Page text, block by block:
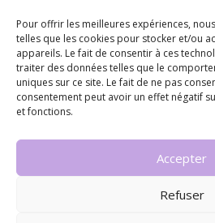
Pour offrir les meilleures expériences,
telles que les cookies pour stocker et/ou
appareils. Le fait de consentir à ces
traiter des données telles que le
uniques sur ce site. Le fait de ne pas
consentement peut avoir un effet négatif
et fonctions.
Accepter
Refuser
Non classé
partenaires
Poterie
rassemblons nos expériences